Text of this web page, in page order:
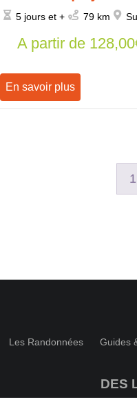
5 jours et + 79 km
A partir de 128,00
En savoir plus
1
Les Randonnées Guides
DES